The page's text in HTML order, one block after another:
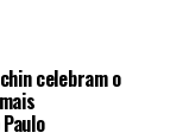
celebram o